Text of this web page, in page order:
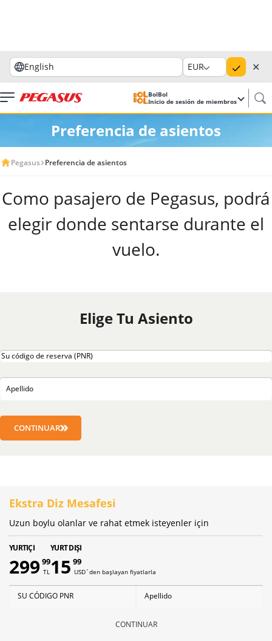
English EUR ✕
BolBol
Inicio de sesión de miembros
Preferencia de asientos
Pegasus Preferencia de asientos
Como pasajero de Pegasus, podrá
elegir donde sentarse durante el
vuelo.
Elige Tu Asiento
CONTINUAR
Ekstra Diz Mesafesi
Uzun boylu olanlar ve rahat etmek isteyenler için
YURTIÇI
299 99
TL
YURT DIŞI
15 99
USD`den başlayan fiyatlarla
CONTINUAR